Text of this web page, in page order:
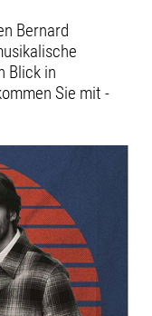
Bernard
Blick in
Sie mit -